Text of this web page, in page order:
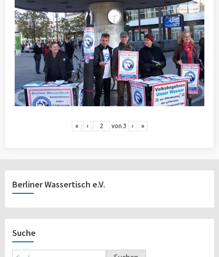
« ‹ von 3 › »
Berliner Wassertisch e.V.
Suche
Suchen